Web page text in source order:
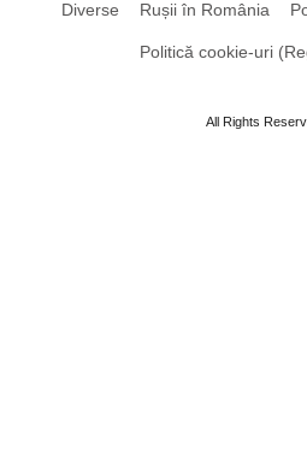
Diverse Rușii în România
Politică cookie-uri
All Rights